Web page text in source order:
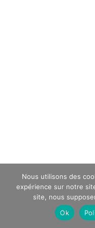
Nous utilisons des
expérience sur notre
site, nous
Ok